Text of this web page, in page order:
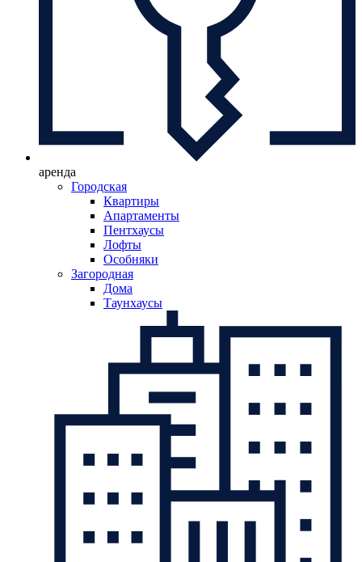
аренда
Городская
Квартиры
Апартаменты
Пентхаусы
Лофты
Особняки
Загородная
Дома
Таунхаусы